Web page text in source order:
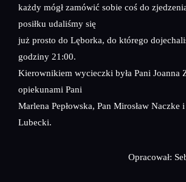
każdy mógł zamówić sobie coś do
posiłku udaliśmy się
już prosto do Lęborka, do którego
godziny 21:00.
Kierownikiem wycieczki była Pani Joanna
opiekunami Pani
Marlena Pepłowska, Pan Mirosław Naczke
Lubecki.
Opracował: